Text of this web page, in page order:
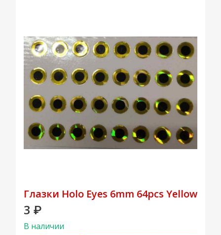
Глазки Holo Eyes 6mm 64pcs Yellow
3 ₽
В наличии